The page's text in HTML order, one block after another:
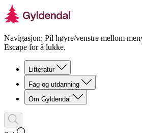
Navigasjon: Pil høyre/venstre mellom
Escape for å lukke.
Litteratur
Fag og utdanning
Om Gyldendal